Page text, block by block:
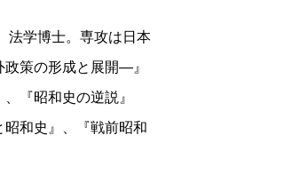
後に国際認識の連続
ＧＨＱ占領政策、ま
ズム」に真正面から
える主義」と解釈す
な特恵関税ブロック
・アフリカなどにも
代は一般国民にまで
ず国際協調と平和を
法学博士。専攻は日本
策の形成と展開―』
『昭和史の逆説』
昭和史』、『戦前昭和